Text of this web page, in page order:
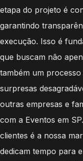
etapa do projeto é
garantindo
execução. Isso é
que buscam não
também um
surpresas
outras empresas e
com a Eventos em
clientes é a nossa
dedicam tempo para